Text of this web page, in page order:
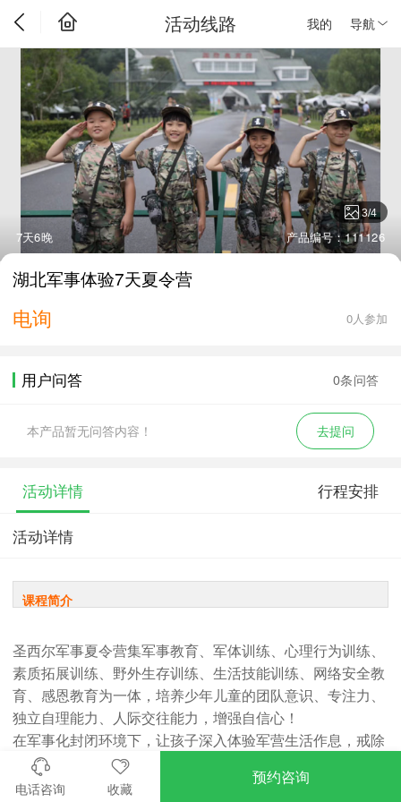
我的 导航
活动线路
3/4
7天6晚 产品编号：111126
湖北军事体验7天夏令营
电询 0人参加
用户问答 0条问答
本产品暂无问答内容！ 去提问
活动详情 行程安排
活动详情
课程简介
圣西尔军事夏令营集军事教育、军体训练、心理行为训练、
素质拓展训练、野外生存训练、生活技能训练、网络安全教
育、感恩教育为一体，培养少年儿童的团队意识、专注力、
独立自理能力、人际交往能力，增强自信心！
在军事化封闭环境下，让孩子深入体验军营生活作息，戒除
拖拉懒散、沉迷电子产品、挑食厌食等不良习惯。采用军事
思想去引导孩子一种行为，用行为铸就一种习惯，用习惯养
电话咨询 收藏
预约咨询